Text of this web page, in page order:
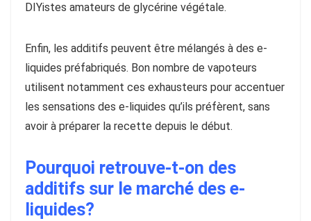
DIYistes amateurs de glycérine végétale.
Enfin, les additifs peuvent être mélangés à des e-
liquides préfabriqués. Bon nombre de vapoteurs
utilisent notamment ces exhausteurs pour accentuer
les sensations des e-liquides qu’ils préfèrent, sans
avoir à préparer la recette depuis le début.
Pourquoi retrouve-t-on des
additifs sur le marché des e-
liquides?